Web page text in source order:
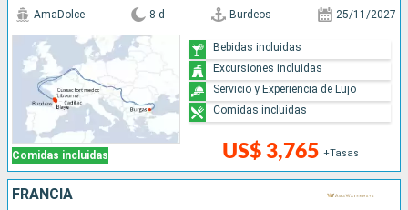
Comidas incluidas
AmaDolce 8 d Burdeos 25/11/2027
US$ 3,765 +Tasas
Bebidas incluidas
Excursiones incluidas
Servicio y Experiencia de Lujo
Comidas incluidas
FRANCIA